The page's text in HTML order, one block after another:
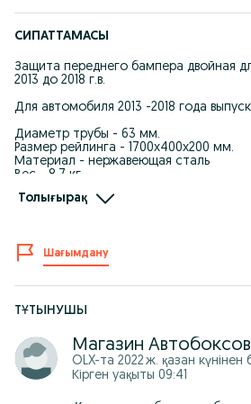
СИПАТТАМАСЫ
Защита переднего бампера двойная
2013 до 2018 г.в.
Для автомобиля 2013 -2018 года
Диаметр трубы - 63 мм.
Размер рейлинга - 1700х400х200 мм.
Материал - нержавеющая сталь
Вес - 8,7 кг.
силовые кронштейны.
Режим работы: ПН-ВС: 09:00 до 18:00
Самовывоз: г. Уральск, ул. Шолохова
№9
Доставка: Бесплатная доставка по
В регионы отправляем через ТК:
удобными для Вас транспортными
оплаты заказа
Толығырақ
Шағымдану
ТҰТЫНУШЫ
Магазин Автобоксов
OLX-та 2022 ж. қазан күнінен
Кірген уақыты 09:41